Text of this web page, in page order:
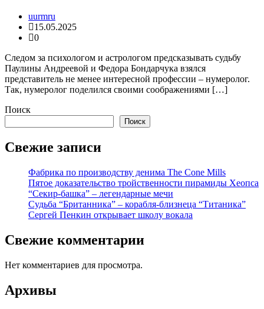
uurmru
15.05.2025
0
Следом за психологом и астрологом предсказывать судьбу
Паулины Андреевой и Федора Бондарчука взялся
представитель не менее интересной профессии – нумеролог.
Так, нумеролог поделился своими соображениями […]
Поиск
Поиск
Свежие записи
Фабрика по производству денима The Cone Mills
Пятое доказательство тройственности пирамиды Хеопса
“Секир-башка” – легендарные мечи
Судьба “Британника” – корабля-близнеца “Титаника”
Сергей Пенкин открывает школу вокала
Свежие комментарии
Нет комментариев для просмотра.
Архивы